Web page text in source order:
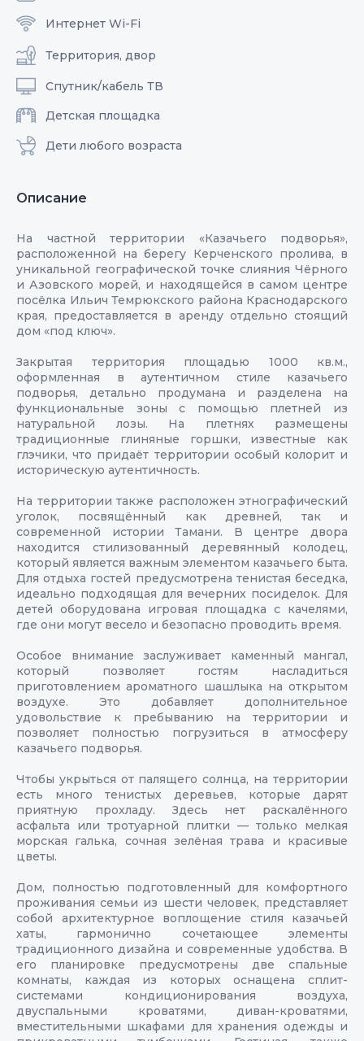
Интернет Wi-Fi
Территория, двор
Спутник/кабель ТВ
Детская площадка
Дети любого возраста
Описание
На частной территории «Казачьего подворья»,
расположенной на берегу Керченского пролива, в
уникальной географической точке слияния Чёрного
и Азовского морей, и находящейся в самом центре
посёлка Ильич Темрюкского района Краснодарского
края, предоставляется в аренду отдельно стоящий
дом «под ключ».
Закрытая территория площадью 1000 кв.м.,
оформленная в аутентичном стиле казачьего
подворья, детально продумана и разделена на
функциональные зоны с помощью плетней из
натуральной лозы. На плетнях размещены
традиционные глиняные горшки, известные как
глэчики, что придаёт территории особый колорит и
историческую аутентичность.
На территории также расположен этнографический
уголок, посвящённый как древней, так и
современной истории Тамани. В центре двора
находится стилизованный деревянный колодец,
который является важным элементом казачьего быта.
Для отдыха гостей предусмотрена тенистая беседка,
идеально подходящая для вечерних посиделок. Для
детей оборудована игровая площадка с качелями,
где они могут весело и безопасно проводить время.
Особое внимание заслуживает каменный мангал,
который позволяет гостям насладиться
приготовлением ароматного шашлыка на открытом
воздухе. Это добавляет дополнительное
удовольствие к пребыванию на территории и
позволяет полностью погрузиться в атмосферу
казачьего подворья.
Чтобы укрыться от палящего солнца, на территории
есть много тенистых деревьев, которые дарят
приятную прохладу. Здесь нет раскалённого
асфальта или тротуарной плитки — только мелкая
морская галька, сочная зелёная трава и красивые
цветы.
Дом, полностью подготовленный для комфортного
проживания семьи из шести человек, представляет
собой архитектурное воплощение стиля казачьей
хаты, гармонично сочетающее элементы
традиционного дизайна и современные удобства. В
его планировке предусмотрены две спальные
комнаты, каждая из которых оснащена сплит-
системами кондиционирования воздуха,
двуспальными кроватями, диван-кроватями,
вместительными шкафами для хранения одежды и